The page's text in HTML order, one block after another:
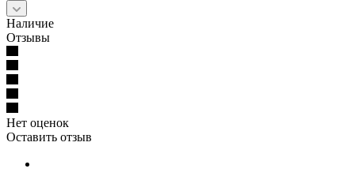
Наличие
Отзывы
Нет оценок
Оставить отзыв